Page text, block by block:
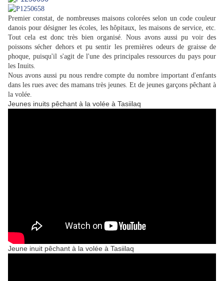
Premier constat, de nombreuses maisons colorées selon un code couleur
danois pour désigner les écoles, les hôpitaux, les maisons de service, etc.
Tout cela est donc très bien organisé. Nous avons aussi pu voir des
poissons sécher dehors et pu sentir les premières odeurs de graisse de
phoque, puisqu'il s'agit de l'une des principales ressources du pays pour
les Inuits.
Nous avons aussi pu nous rendre compte du nombre important d'enfants
dans les rues avec des mamans très jeunes. Et de jeunes garçons pêchant à
la volée.
Jeunes inuits pêchant à la volée à Tasiilaq
Jeune inuit pêchant à la volée à Tasiilaq